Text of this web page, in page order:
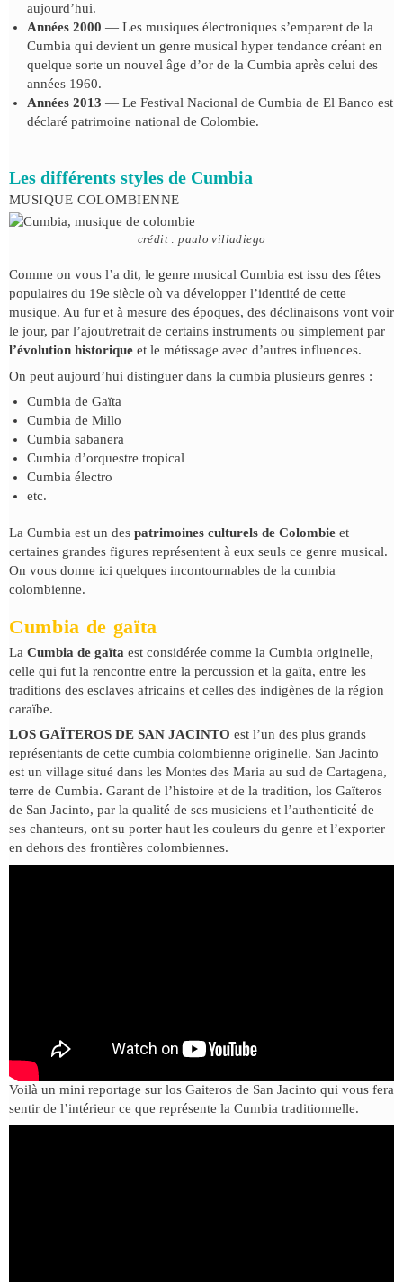
aujourd’hui.
Années 2000 — Les musiques électroniques s’emparent de la
Cumbia qui devient un genre musical hyper tendance créant en
quelque sorte un nouvel âge d’or de la Cumbia après celui des
années 1960.
Années 2013 — Le Festival Nacional de Cumbia de El Banco est
déclaré patrimoine national de Colombie.
Les différents styles de Cumbia
MUSIQUE COLOMBIENNE
crédit : paulo villadiego
Comme on vous l’a dit, le genre musical Cumbia est issu des fêtes
populaires du 19e siècle où va développer l’identité de cette
musique. Au fur et à mesure des époques, des déclinaisons vont voir
le jour, par l’ajout/retrait de certains instruments ou simplement par
l’évolution historique et le métissage avec d’autres influences.
On peut aujourd’hui distinguer dans la cumbia plusieurs genres :
Cumbia de Gaïta
Cumbia de Millo
Cumbia sabanera
Cumbia d’orquestre tropical
Cumbia électro
etc.
La Cumbia est un des patrimoines culturels de Colombie et
certaines grandes figures représentent à eux seuls ce genre musical.
On vous donne ici quelques incontournables de la cumbia
colombienne.
Cumbia de gaïta
La Cumbia de gaïta est considérée comme la Cumbia originelle,
celle qui fut la rencontre entre la percussion et la gaïta, entre les
traditions des esclaves africains et celles des indigènes de la région
caraïbe.
LOS GAÏTEROS DE SAN JACINTO est l’un des plus grands
représentants de cette cumbia colombienne originelle. San Jacinto
est un village situé dans les Montes des Maria au sud de Cartagena,
terre de Cumbia. Garant de l’histoire et de la tradition, los Gaïteros
de San Jacinto, par la qualité de ses musiciens et l’authenticité de
ses chanteurs, ont su porter haut les couleurs du genre et l’exporter
en dehors des frontières colombiennes.
Voilà un mini reportage sur los Gaiteros de San Jacinto qui vous fera
sentir de l’intérieur ce que représente la Cumbia traditionnelle.